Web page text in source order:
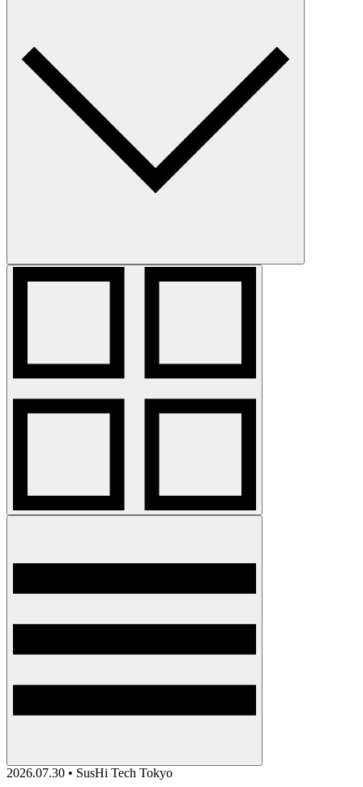
2026.07.30 • SusHi Tech Tokyo